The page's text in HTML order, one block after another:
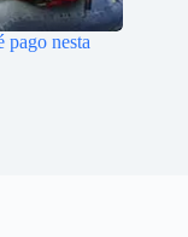
nesta